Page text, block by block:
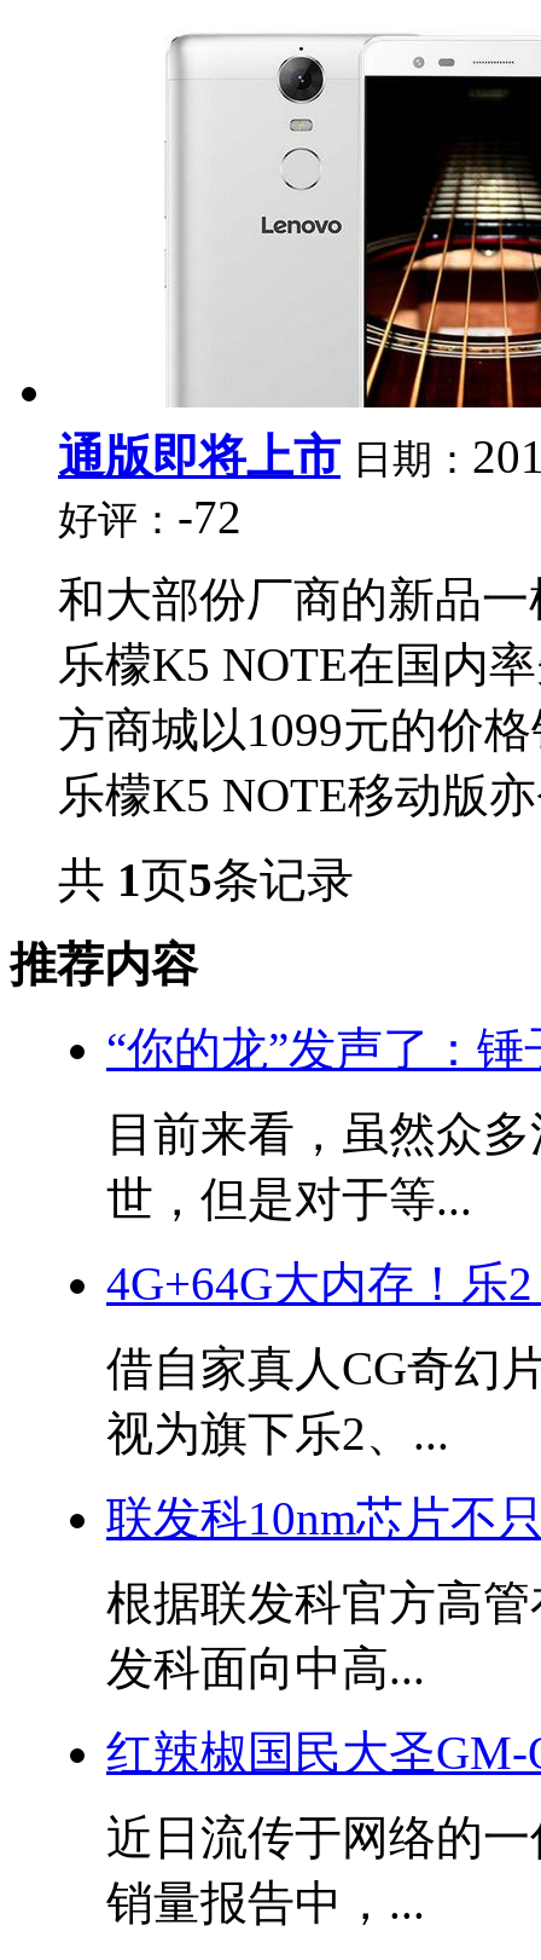
通版即将上市 日期：
好评： -72
和大部份厂商的新品
乐檬K5 NOTE在国内
方商城以1099元的价
乐檬K5 NOTE移动版
共 1页5条记录
推荐内容
“你的龙”发声了：
目前来看，虽然众
世，但是对于等...
4G+64G大内存！乐
借自家真人CG奇幻
视为旗下乐2、...
联发科10nm芯片不
根据联发科官方高
发科面向中高...
红辣椒国民大圣
近日流传于网络的
销量报告中，...